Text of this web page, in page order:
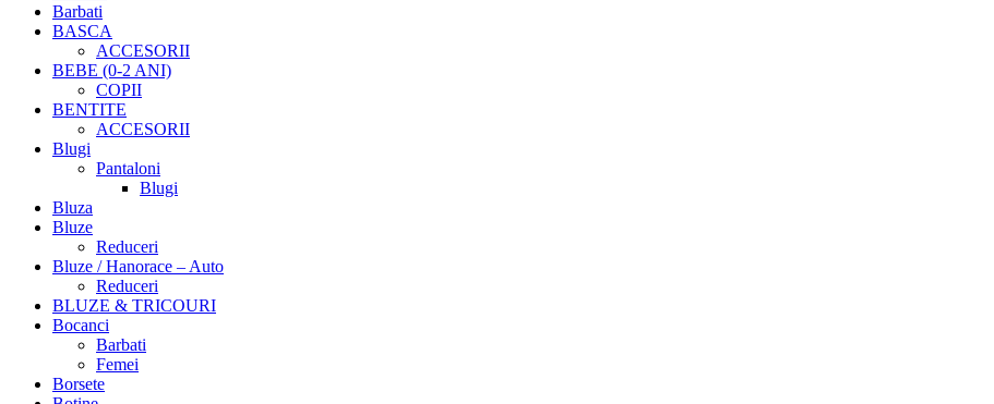
Barbati
BASCA
ACCESORII
BEBE (0-2 ANI)
COPII
BENTITE
ACCESORII
Blugi
Pantaloni
Blugi
Bluza
Bluze
Reduceri
Bluze / Hanorace – Auto
Reduceri
BLUZE & TRICOURI
Bocanci
Barbati
Femei
Borsete